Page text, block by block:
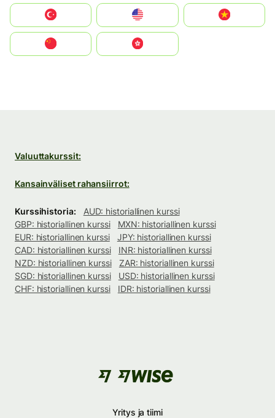
United States
中國香港特別行政區
Valuuttakurssit:
Kansainväliset rahansiirrot:
Kurssihistoria:
AUD: historiallinen kurssi
GBP: historiallinen kurssi
MXN: historiallinen kurssi
EUR: historiallinen kurssi
JPY: historiallinen kurssi
CAD: historiallinen kurssi
INR: historiallinen kurssi
NZD: historiallinen kurssi
ZAR: historiallinen kurssi
SGD: historiallinen kurssi
USD: historiallinen kurssi
CHF: historiallinen kurssi
IDR: historiallinen kurssi
Yritys ja tiimi